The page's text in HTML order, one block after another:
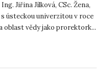
Jiřina Jílková, CSc. Žena,
ústeckou univerzitou v roce
oblast vědy jako prorektork...